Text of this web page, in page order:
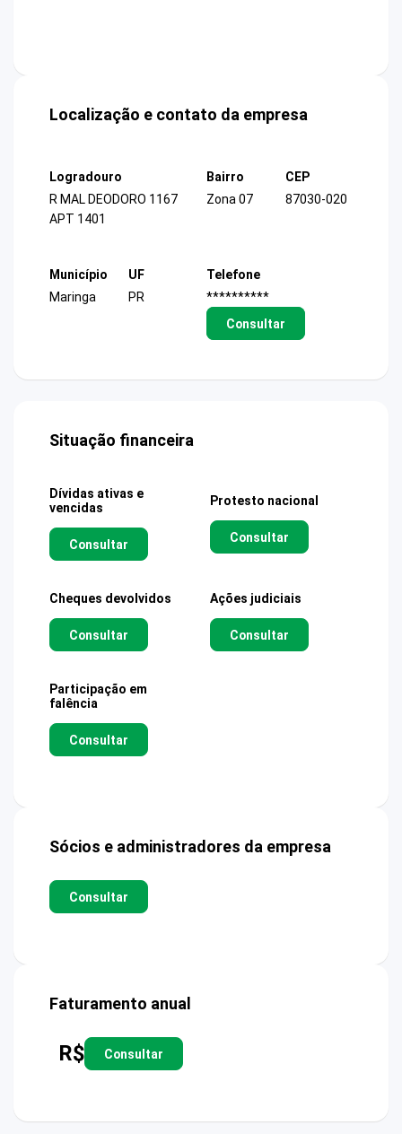
Localização e contato da empresa
Logradouro
R MAL DEODORO 1167
APT 1401
Bairro
Zona 07
CEP
87030-020
Município
Maringa
UF
PR
Telefone
**********
Consultar
Situação financeira
Dívidas ativas e
vencidas
Consultar
Protesto nacional
Consultar
Cheques devolvidos
Consultar
Ações judiciais
Consultar
Participação em
falência
Consultar
Sócios e administradores da empresa
Consultar
Faturamento anual
R$ Consultar